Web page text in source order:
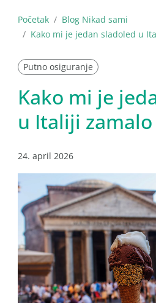
Početak
Blog Nikad sami
Kako mi je jedan sladoled u
Putno osiguranje
Kako mi je
u Italiji
24. april 2026